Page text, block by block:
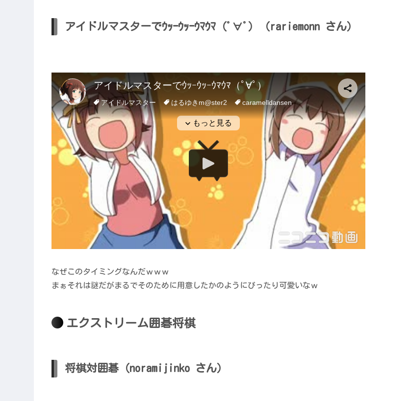
アイドルマスターでｳｯｰｳｯｰｳﾏｳﾏ（ﾟ∀ﾟ）（rariemonn さん）
なぜこのタイミングなんだｗｗｗ
まぁそれは謎だがまるでそのために用意したかのようにぴったり可愛いなｗ
エクストリーム囲碁将棋
将棋対囲碁（noramijinko さん）